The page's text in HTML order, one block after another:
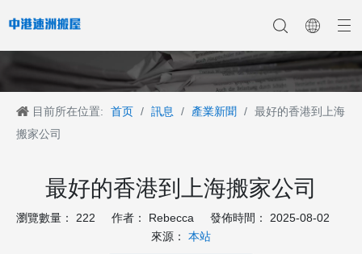
目前所在位置: 首页 / 訊息 / 產業新聞 / 最好的香港到上海
搬家公司
最好的香港到上海搬家公司
瀏覽數量： 222 作者： Rebecca 發佈時間： 2025-08-02
來源： 本站